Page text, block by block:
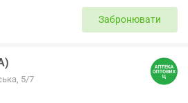
Забронювати
5/7